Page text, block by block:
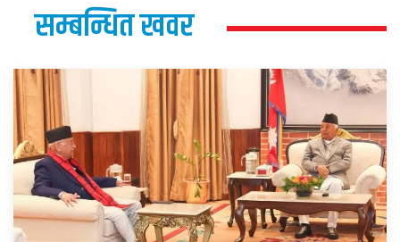
सम्बन्धित खवर